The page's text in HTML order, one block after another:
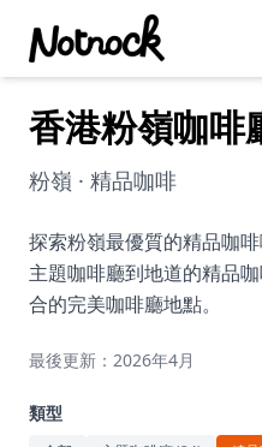
精選活動
博客文章
約會好去處
美食佳餚
香港粉嶺咖啡
粉嶺 · 精品咖啡
探索粉嶺最優質的精品咖
主題咖啡廳到地道的精品
合的完美咖啡廳地點。
最後更新：2026年4月
類型